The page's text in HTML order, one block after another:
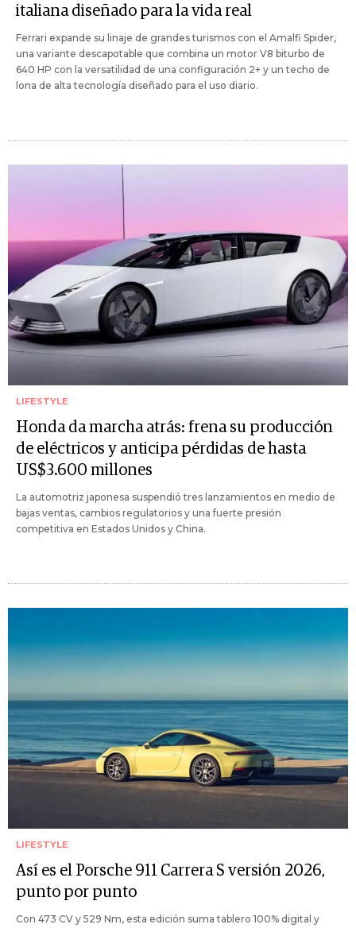
italiana diseñado para la vida real
Ferrari expande su linaje de grandes turismos con el Amalfi Spider,
una variante descapotable que combina un motor V8 biturbo de
640 HP con la versatilidad de una configuración 2+ y un techo de
lona de alta tecnología diseñado para el uso diario.
LIFESTYLE
Honda da marcha atrás: frena su producción
de eléctricos y anticipa pérdidas de hasta
US$3.600 millones
La automotriz japonesa suspendió tres lanzamientos en medio de
bajas ventas, cambios regulatorios y una fuerte presión
competitiva en Estados Unidos y China.
LIFESTYLE
Así es el Porsche 911 Carrera S versión 2026,
punto por punto
Con 473 CV y 529 Nm, esta edición suma tablero 100% digital y